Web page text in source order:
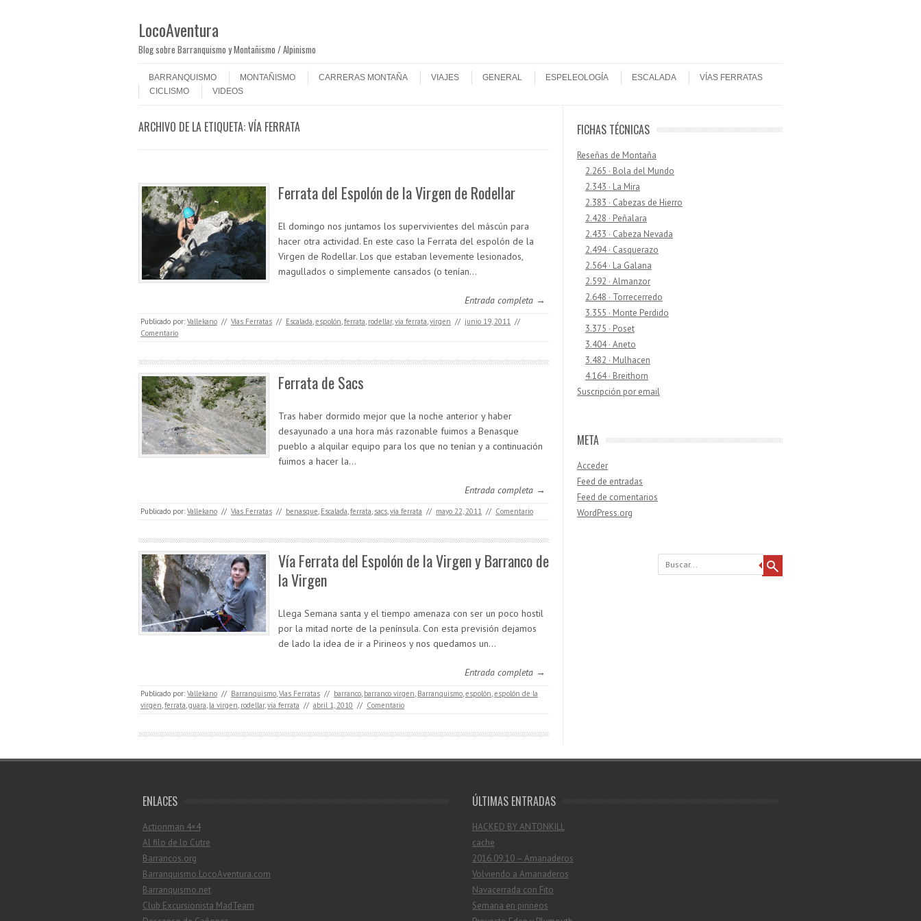
LocoAventura
Blog sobre Barranquismo y Montañismo / Alpinismo
Menú
BARRANQUISMO
MONTAÑISMO CARRERAS MONTAÑA VIAJES GENERAL ESPELEOLOGÍA ESCALADA
VÍAS FERRATAS
CICLISMO
VIDEOS
ARCHIVO DE LA ETIQUETA:VÍA FERRATA
Ferrata del Espolón de la Virgen de Rodellar
El domingo nos juntamos los supervivientes del máscún para
hacer otra actividad. En este caso la Ferrata del espolón de la
Virgen de Rodellar. Los que estaban levemente lesionados,
magullados o simplemente cansados (o tenían…
Entrada completa →
Publicado por: Vallekano // Vías Ferratas // Escalada,espolón,ferrata, rodellar,vía ferrata,virgen // junio 19, 2011 //
Comentario
Ferrata de Sacs
Tras haber dormido mejor que la noche anterior y haber
desayunado a una hora más razonable fuimos a Benasque
pueblo a alquilar equipo para los que no tenían y a continuación
fuimos a hacer la…
Entrada completa →
Publicado por: Vallekano // Vías Ferratas // benasque, Escalada,ferrata, sacs,vía ferrata // mayo 22, 2011 // Comentario
Vía Ferrata del Espolón de la Virgen y Barranco de
la Virgen
Llega Semana santa y el tiempo amenaza con ser un poco hostil
por la mitad norte de la península. Con esta previsión dejamos
de lado la idea de ir a Pirineos y nos quedamos un…
Entrada completa →
Publicado por: Vallekano // Barranquismo,Vías Ferratas // barranco, barranco virgen, Barranquismo,espolón,espolón de la
virgen,ferrata,guara, la virgen, rodellar,vía ferrata // abril 1, 2010 // Comentario
FICHAS TÉCNICAS
Reseñas de Montaña
2.265 · Bola del Mundo
2.343 · La Mira
2.383 · Cabezas de Hierro
2.428 · Peñalara
2.433 · Cabeza Nevada
2.494 · Casquerazo
2.564 · La Galana
2.592 · Almanzor
2.648 · Torrecerredo
3.355 · Monte Perdido
3.375 · Poset
3.404 · Aneto
3.482 · Mulhacen
4.164 · Breithorn
Suscripción por email
META
Acceder
Feed de entradas
Feed de comentarios
WordPress.org
ENLACES
Actionman 4×4
Al filo de lo Cutre
Barrancos.org
Barranquismo.LocoAventura.com
Barranquismo.net
Club Excursionista MadTeam
ÚLTIMAS ENTRADAS
HACKED BY ANTONKILL
cache
2016.09.10 – Amanaderos
Volviendo a Amanaderos
Navacerrada con Fito
Semana en pirineos